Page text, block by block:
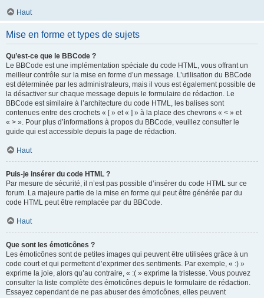
Haut
Mise en forme et types de sujets
Qu’est-ce que le BBCode ?
Le BBCode est une implémentation spéciale du code HTML, vous offrant un
meilleur contrôle sur la mise en forme d’un message. L’utilisation du BBCode
est déterminée par les administrateurs, mais il vous est également possible de
la désactiver sur chaque message depuis le formulaire de rédaction. Le
BBCode est similaire à l’architecture du code HTML, les balises sont
contenues entre des crochets « [ » et « ] » à la place des chevrons « < » et
« > ». Pour plus d’informations à propos du BBCode, veuillez consulter le
guide qui est accessible depuis la page de rédaction.
Haut
Puis-je insérer du code HTML ?
Par mesure de sécurité, il n’est pas possible d’insérer du code HTML sur ce
forum. La majeure partie de la mise en forme qui peut être générée par du
code HTML peut être remplacée par du BBCode.
Haut
Que sont les émoticônes ?
Les émoticônes sont de petites images qui peuvent être utilisées grâce à un
code court et qui permettent d’exprimer des sentiments. Par exemple, « :) »
exprime la joie, alors qu’au contraire, « :( » exprime la tristesse. Vous pouvez
consulter la liste complète des émoticônes depuis le formulaire de rédaction.
Essayez cependant de ne pas abuser des émoticônes, elles peuvent